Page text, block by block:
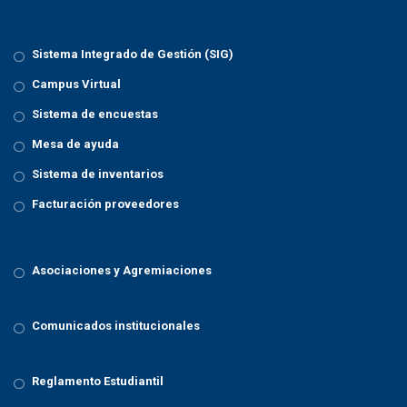
Sistema Integrado de Gestión (SIG)
Campus Virtual
Sistema de encuestas
Mesa de ayuda
Sistema de inventarios
Facturación proveedores
Asociaciones y Agremiaciones
Comunicados institucionales
Reglamento Estudiantil